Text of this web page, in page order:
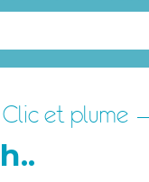
Clic et plume